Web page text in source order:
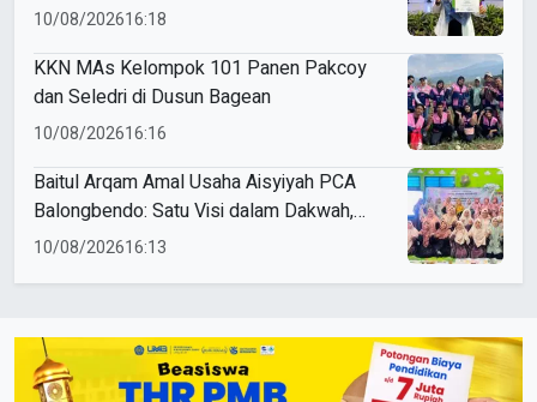
10/08/202616:18
KKN MAs Kelompok 101 Panen Pakcoy
dan Seledri di Dusun Bagean
10/08/202616:16
Baitul Arqam Amal Usaha Aisyiyah PCA
Balongbendo: Satu Visi dalam Dakwah,
Satu Langkah untuk Kemajuan
10/08/202616:13